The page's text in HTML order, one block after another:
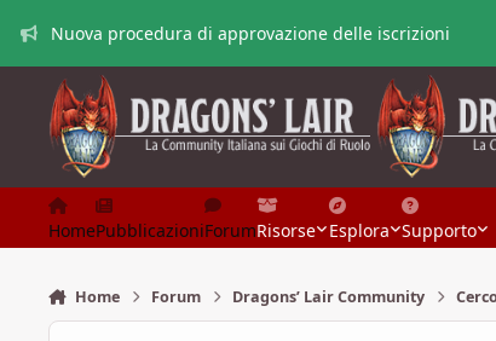
Nuova procedura di approvazione delle iscrizioni
HomePubblicazioniForumRisorse Esplora Supporto
Home Forum Dragons’ Lair Community